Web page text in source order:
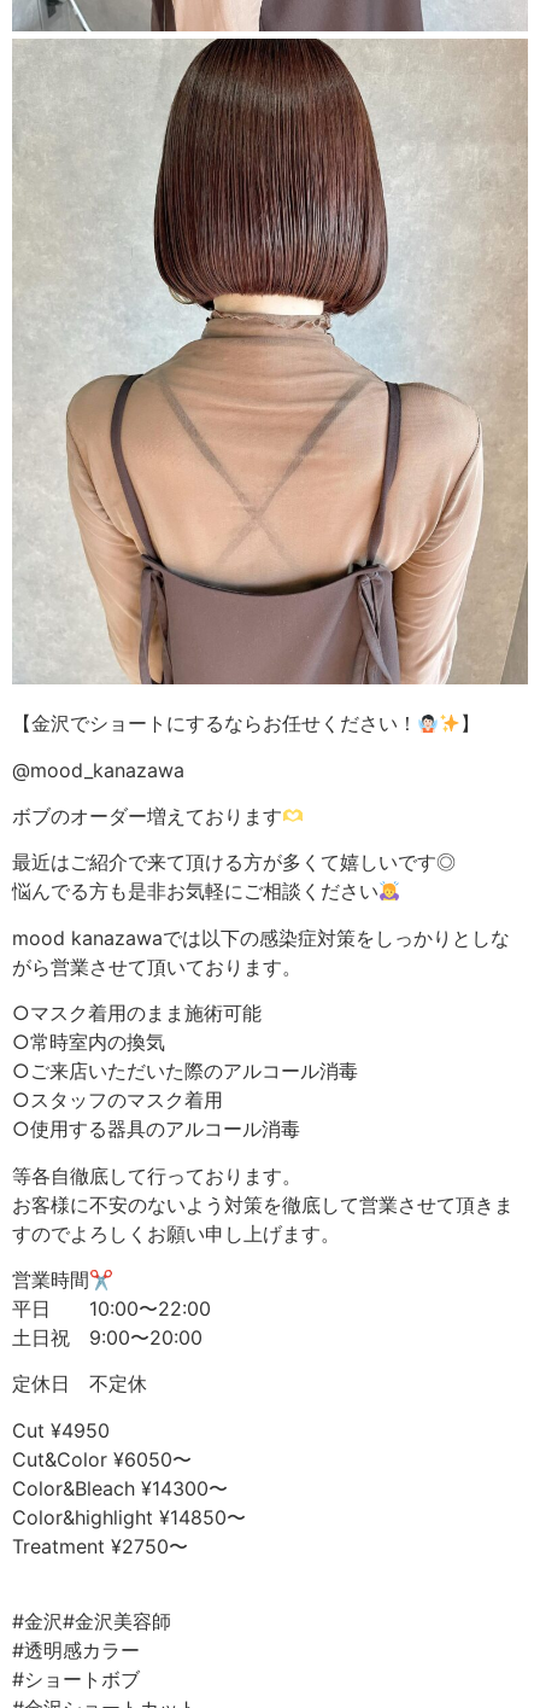
【金沢でショートにするならお任せください！
】
@mood_kanazawa
ボブのオーダー増えております
最近はご紹介で来て頂ける方が多くて嬉しいです◎
悩んでる方も是非お気軽にご相談ください
mood kanazawaでは以下の感染症対策をしっかりとしな
がら営業させて頂いております。
○マスク着用のまま施術可能
○常時室内の換気
○ご来店いただいた際のアルコール消毒
○スタッフのマスク着用
○使用する器具のアルコール消毒
等各自徹底して行っております。
お客様に不安のないよう対策を徹底して営業させて頂きま
すのでよろしくお願い申し上げます。
営業時間✂︎
平日 10:00〜22:00
土日祝 9:00〜20:00
定休日 不定休
Cut ¥4950
Cut&Color ¥6050〜
Color&Bleach ¥14300〜
Color&highlight ¥14850〜
Treatment ¥2750〜
#金沢#金沢美容師⠀
#透明感カラー⠀
#ショートボブ⠀